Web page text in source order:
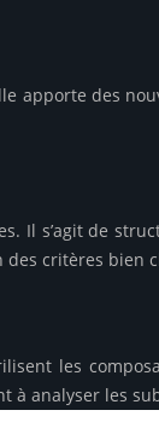
apporte des
Il s’agit de
critères bien
les
à analyser les